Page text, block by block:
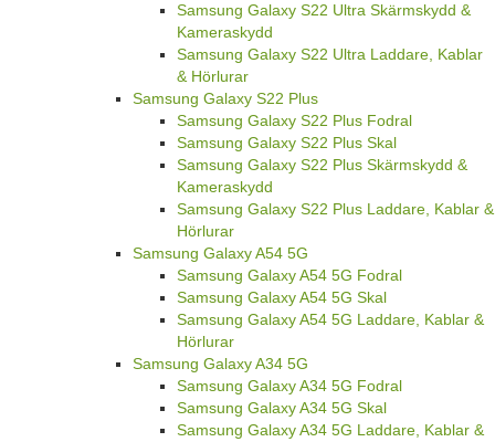
Samsung Galaxy S22 Ultra Skärmskydd &
Kameraskydd
Samsung Galaxy S22 Ultra Laddare, Kablar
& Hörlurar
Samsung Galaxy S22 Plus
Samsung Galaxy S22 Plus Fodral
Samsung Galaxy S22 Plus Skal
Samsung Galaxy S22 Plus Skärmskydd &
Kameraskydd
Samsung Galaxy S22 Plus Laddare, Kablar &
Hörlurar
Samsung Galaxy A54 5G
Samsung Galaxy A54 5G Fodral
Samsung Galaxy A54 5G Skal
Samsung Galaxy A54 5G Laddare, Kablar &
Hörlurar
Samsung Galaxy A34 5G
Samsung Galaxy A34 5G Fodral
Samsung Galaxy A34 5G Skal
Samsung Galaxy A34 5G Laddare, Kablar &